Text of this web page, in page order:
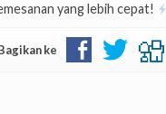
yang lebih cepat!
ke